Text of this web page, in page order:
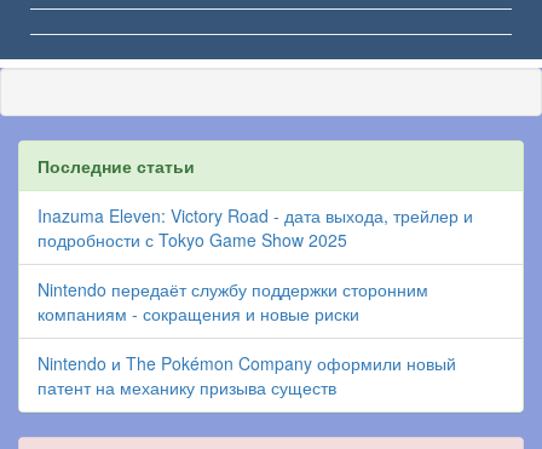
Последние статьи
Inazuma Eleven: Victory Road - дата выхода, трейлер и
подробности с Tokyo Game Show 2025
Nintendo передаёт службу поддержки сторонним
компаниям - сокращения и новые риски
Nintendo и The Pokémon Company оформили новый
патент на механику призыва существ